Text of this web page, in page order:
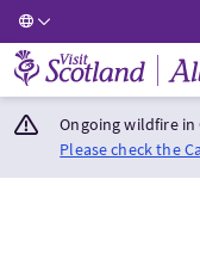
Visit Scotland Home
Ongoing wildfire in
Please check the